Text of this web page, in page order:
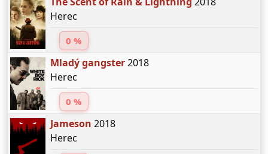
Herec
0 %
Mladý gangster2018
Herec
0 %
Jameson 2018
Herec